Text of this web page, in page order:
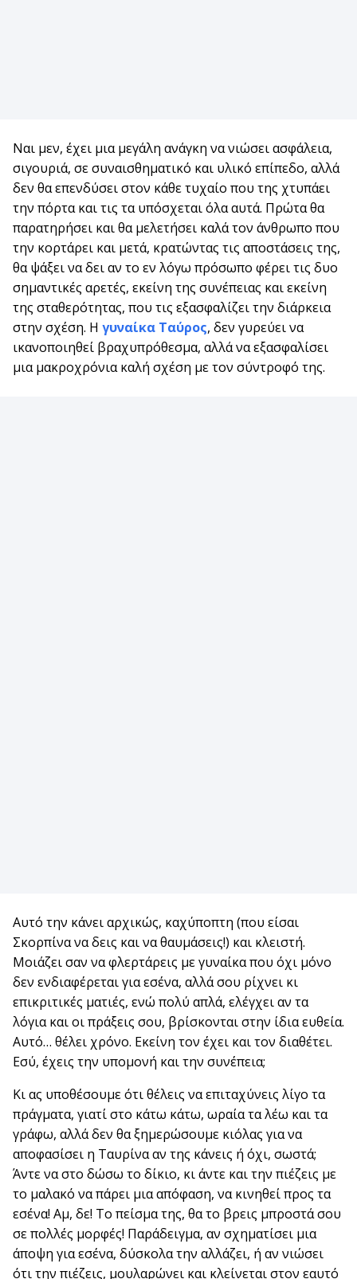
Ναι μεν, έχει μια μεγάλη ανάγκη να νιώσει ασφάλεια,
σιγουριά, σε συναισθηματικό και υλικό επίπεδο, αλλά
δεν θα επενδύσει στον κάθε τυχαίο που της χτυπάει
την πόρτα και τις τα υπόσχεται όλα αυτά. Πρώτα θα
παρατηρήσει και θα μελετήσει καλά τον άνθρωπο που
την κορτάρει και μετά, κρατώντας τις αποστάσεις της,
θα ψάξει να δει αν το εν λόγω πρόσωπο φέρει τις δυο
σημαντικές αρετές, εκείνη της συνέπειας και εκείνη
της σταθερότητας, που τις εξασφαλίζει την διάρκεια
στην σχέση. Η γυναίκα Ταύρος, δεν γυρεύει να
ικανοποιηθεί βραχυπρόθεσμα, αλλά να εξασφαλίσει
μια μακροχρόνια καλή σχέση με τον σύντροφό της.
Αυτό την κάνει αρχικώς, καχύποπτη (που είσαι
Σκορπίνα να δεις και να θαυμάσεις!) και κλειστή.
Μοιάζει σαν να φλερτάρεις με γυναίκα που όχι μόνο
δεν ενδιαφέρεται για εσένα, αλλά σου ρίχνει κι
επικριτικές ματιές, ενώ πολύ απλά, ελέγχει αν τα
λόγια και οι πράξεις σου, βρίσκονται στην ίδια ευθεία.
Αυτό… θέλει χρόνο. Εκείνη τον έχει και τον διαθέτει.
Εσύ, έχεις την υπομονή και την συνέπεια;
Κι ας υποθέσουμε ότι θέλεις να επιταχύνεις λίγο τα
πράγματα, γιατί στο κάτω κάτω, ωραία τα λέω και τα
γράφω, αλλά δεν θα ξημερώσουμε κιόλας για να
αποφασίσει η Ταυρίνα αν της κάνεις ή όχι, σωστά;
Άντε να στο δώσω το δίκιο, κι άντε και την πιέζεις με
το μαλακό να πάρει μια απόφαση, να κινηθεί προς τα
εσένα! Αμ, δε! Το πείσμα της, θα το βρεις μπροστά σου
σε πολλές μορφές! Παράδειγμα, αν σχηματίσει μια
άποψη για εσένα, δύσκολα την αλλάζει, ή αν νιώσει
ότι την πιέζεις, μουλαρώνει και κλείνεται στον εαυτό